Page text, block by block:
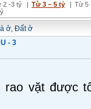
2 -3 tỷ | Từ 3 – 5 tỷ | Từ 5
ở, Đất ở
- 3
vặt được